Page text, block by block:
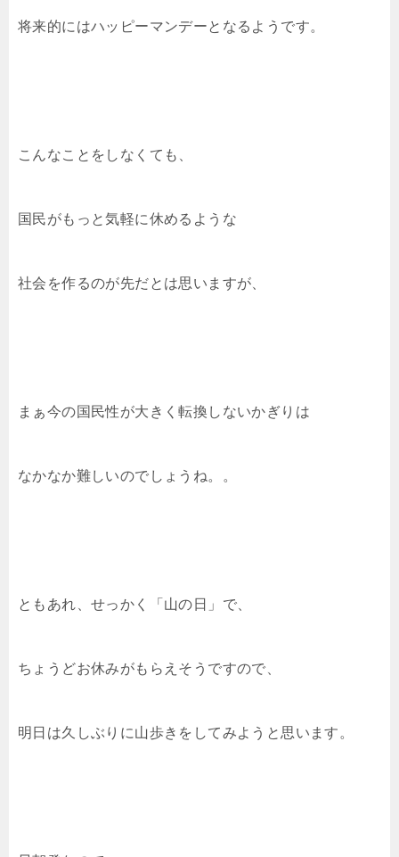
将来的にはハッピーマンデーとなるようです。
こんなことをしなくても、
国民がもっと気軽に休めるような
社会を作るのが先だとは思いますが、
まぁ今の国民性が大きく転換しないかぎりは
なかなか難しいのでしょうね。。
ともあれ、せっかく「山の日」で、
ちょうどお休みがもらえそうですので、
明日は久しぶりに山歩きをしてみようと思います。